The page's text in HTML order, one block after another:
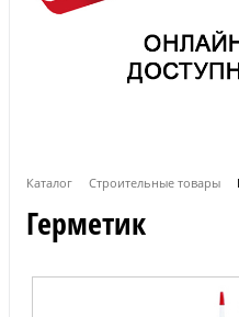
Каталог Строительные товары
Герметик